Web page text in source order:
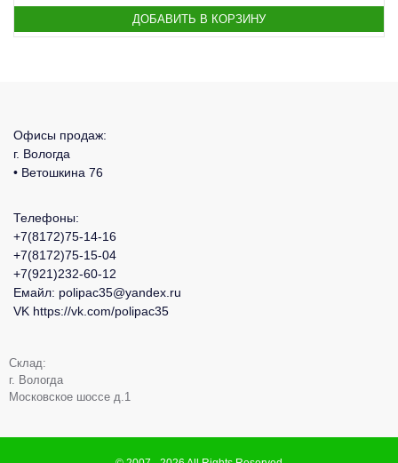
Офисы продаж:
г. Вологда
• Ветошкина 76
Телефоны:
+7(8172)75-14-16
+7(8172)75-15-04
+7(921)232-60-12
Емайл: polipac35@yandex.ru
VK https://vk.com/polipac35
Склад:
г. Вологда
Московское шоссе д.1